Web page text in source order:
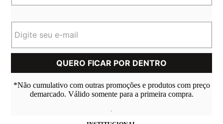
*Não cumulativo com outras promoções e produtos com preço
demarcado. Válido somente para a primeira compra.